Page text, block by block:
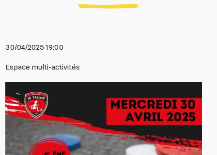
30/04/2025 19:00
Espace multi-activités